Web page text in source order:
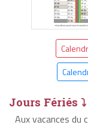
Jours Fériés ⤵
Aux vacances du